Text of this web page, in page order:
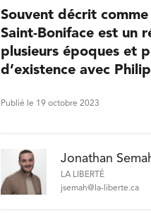
Souvent décrit
Saint-Boniface est un
plusieurs époques et
d’existence avec
Publié le 19 octobre 2023
Jonathan
LA LIBERTÉ
jsemah@la-liberte.ca